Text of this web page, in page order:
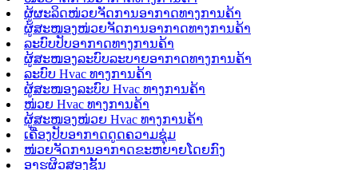
ຜູ້ຜະລິດໜ່ວຍຈັດການອາກາດທາງການຄ້າ
ຜູ້ສະໜອງໜ່ວຍຈັດການອາກາດທາງການຄ້າ
ລະບົບປັບອາກາດທາງການຄ້າ
ຜູ້ສະໜອງລະບົບລະບາຍອາກາດທາງການຄ້າ
ລະບົບ Hvac ທາງການຄ້າ
ຜູ້ສະໜອງລະບົບ Hvac ທາງການຄ້າ
ໜ່ວຍ Hvac ທາງການຄ້າ
ຜູ້ສະໜອງໜ່ວຍ Hvac ທາງການຄ້າ
ເຄື່ອງປັບອາກາດດູດຄວາມຊຸ່ມ
ໜ່ວຍຈັດການອາກາດຂະຫຍາຍໂດຍກົງ
ອາຮູຜິວສອງຊັ້ນ